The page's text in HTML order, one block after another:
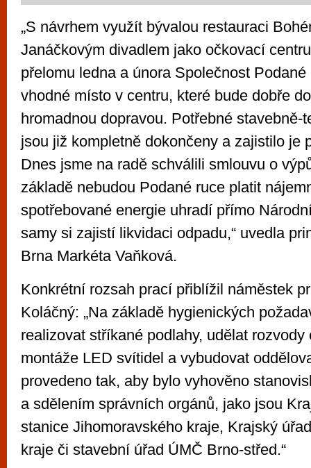
„S návrhem využít bývalou restauraci
Janáčkovým divadlem jako očkovací
přelomu ledna a února Společnost
vhodné místo v centru, které bude dobře
hromadnou dopravou. Potřebné stavebně-
jsou již kompletně dokončeny a zajistilo je
Dnes jsme na radě schválili smlouvu o
základě nebudou Podané ruce platit
spotřebované energie uhradí přímo
samy si zajistí likvidaci odpadu,“ uvedla
Brna Markéta Vaňková.
Konkrétní rozsah prací přiblížil náměstek
Koláčný: „Na základě hygienických
realizovat stříkané podlahy, udělat rozvody
montáže LED svítidel a vybudovat
provedeno tak, aby bylo vyhověno
a sdělením správních orgánů, jako jsou
stanice Jihomoravského kraje, Krajský
kraje či stavební úřad ÚMČ Brno-střed.“